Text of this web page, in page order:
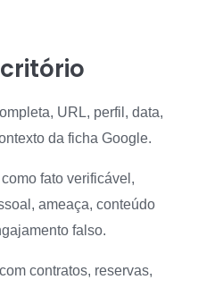
URL, perfil, data,
da ficha Google.
fato verificável,
ameaça, conteúdo
falso.
contratos, reservas,